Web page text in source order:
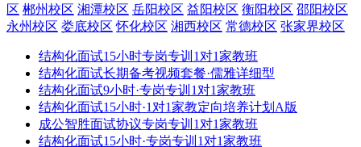
区 郴州校区 湘潭校区 岳阳校区 益阳校区 衡阳校区 邵阳校区
永州校区 娄底校区 怀化校区 湘西校区 常德校区 张家界校区
结构化面试15小时专岗专训1对1家教班
结构化面试长期备考视频套餐·儒雅详细型
结构化面试9小时·专岗专训1对1家教班
结构化面试15小时·1对1家教定向培养计划A版
成公智胜面试协议专岗专训1对1家教班
结构化面试15小时·专岗专训1对1家教班